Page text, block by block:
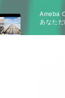
Ameba
あなた